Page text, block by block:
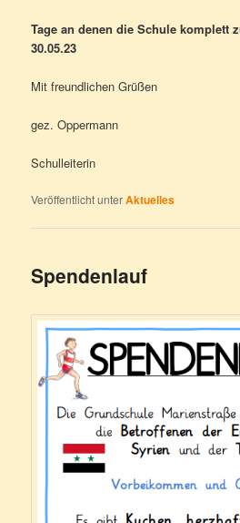
Tage an denen die Schule komplett
30.05.23
Mit freundlichen Grüßen
gez. Oppermann
Schulleiterin
Veröffentlicht unterAktuelles
Spendenlauf